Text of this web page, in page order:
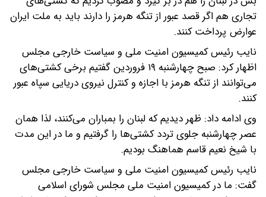
تجاری هم اگر قصد عبور از تنگه هرمز را دارند باید به ملت ایران
عوارض پرداخت کنند.
نایب رئیس کمیسیون امنیت ملی و سیاست خارجی مجلس
اظهار کرد: صبح چهارشنبه ۱۹ فروردین گفتیم برخی کشتی‌های
می‌توانند از تنگه هرمز با اجازه و کنترل نیروی دریایی سپاه عبور
کنند.
وی ادامه داد: ظهر دیدیم که لبنان را بمباران می‌کنند، لذا همان
عصر چهارشنبه جلوی تردد کشتی‌ها را گرفتیم و ما در این مدت
با شیخ نعیم قاسم هماهنگ بودیم.
نایب رئیس کمیسیون امنیت ملی و سیاست خارجی مجلس
گفت: ما در کمیسیون امنیت ملی مجلس شورای اسلامی